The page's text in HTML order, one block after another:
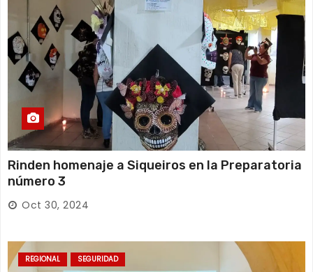
Rinden homenaje a Siqueiros en la Preparatoria
número 3
Oct 30, 2024
REGIONAL SEGURIDAD